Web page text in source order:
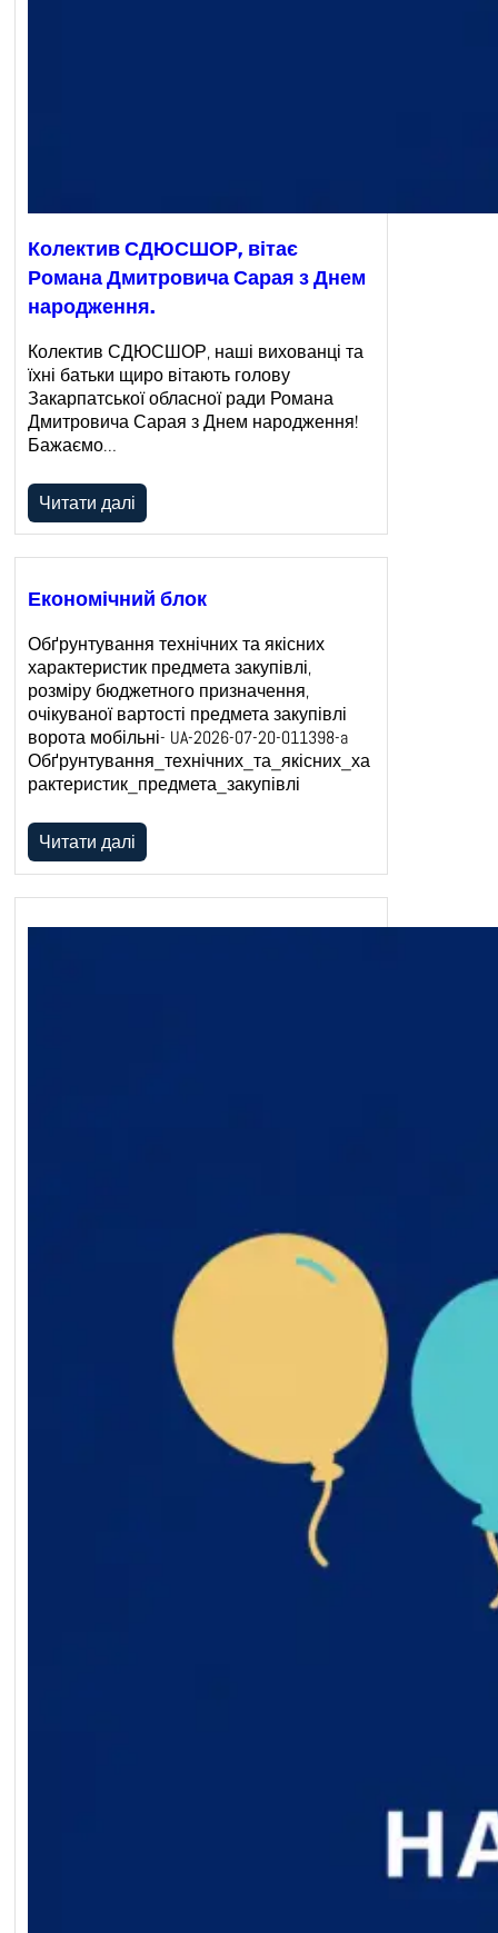
Колектив СДЮСШОР, вітає
Романа Дмитровича Сарая з Днем
народження.
Колектив СДЮСШОР, наші вихованці та
їхні батьки щиро вітають голову
Закарпатської обласної ради Романа
Дмитровича Сарая з Днем народження!
Бажаємо…
Читати далі
Економічний блок
Обґрунтування технічних та якісних
характеристик предмета закупівлі,
розміру бюджетного призначення,
очікуваної вартості предмета закупівлі
ворота мобільні- UA-2026-07-20-011398-a
Обґрунтування_технічних_та_якісних_ха
рактеристик_предмета_закупівлі
Читати далі